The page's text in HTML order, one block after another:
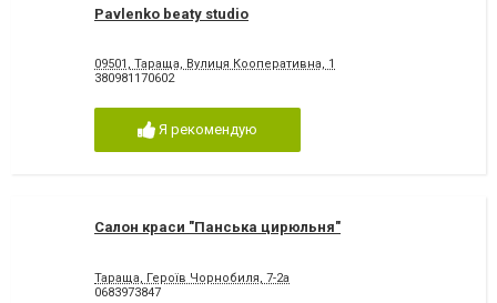
Pavlenko beaty studio
09501, Тараща, Вулиця Кооперативна, 1
380981170602
Я рекомендую
Салон краси "Панська цирюльня"
Тараща, Героїв Чорнобиля, 7-2а
0683973847